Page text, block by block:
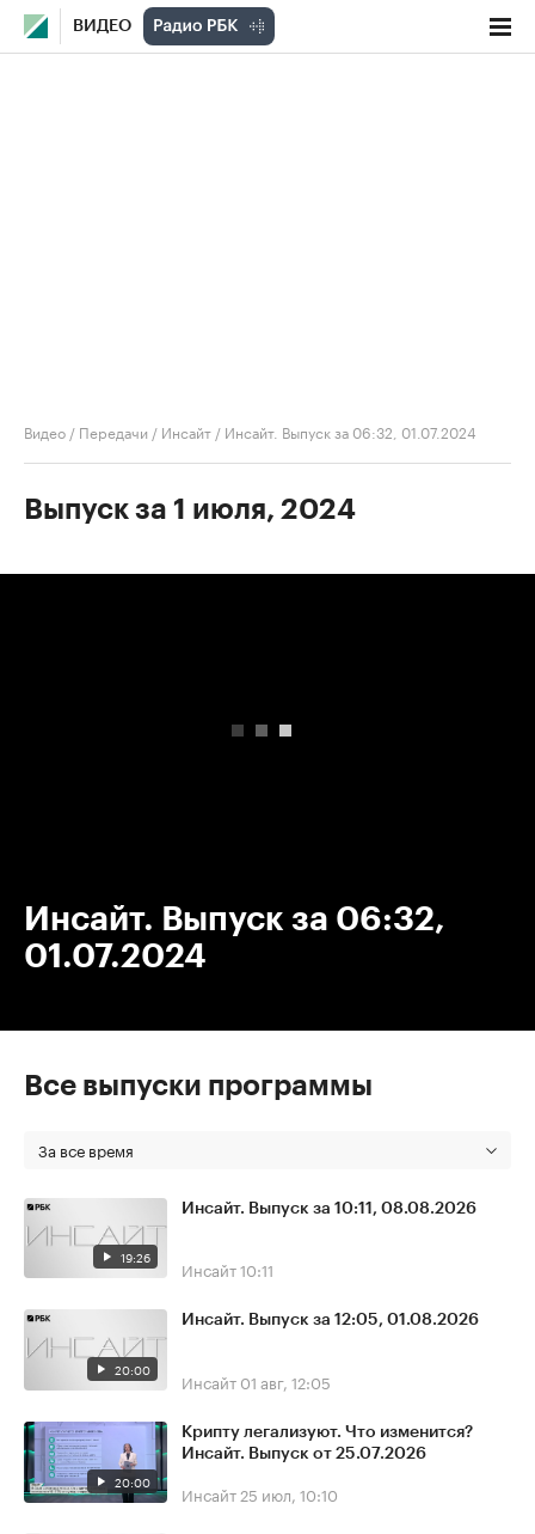
ВИДЕО
Видео / Передачи / Инсайт / Инсайт. Выпуск за 06:32, 01.07.2024
Выпуск за 1 июля, 2024
Инсайт. Выпуск за 06:32,
01.07.2024
Все выпуски программы
За все время
19:26
Инсайт. Выпуск за 10:11, 08.08.2026
Инсайт10:11
20:00
Инсайт. Выпуск за 12:05, 01.08.2026
Инсайт 01 авг, 12:05
20:00
Крипту легализуют. Что изменится?
Инсайт. Выпуск от 25.07.2026
Инсайт 25 июл, 10:10